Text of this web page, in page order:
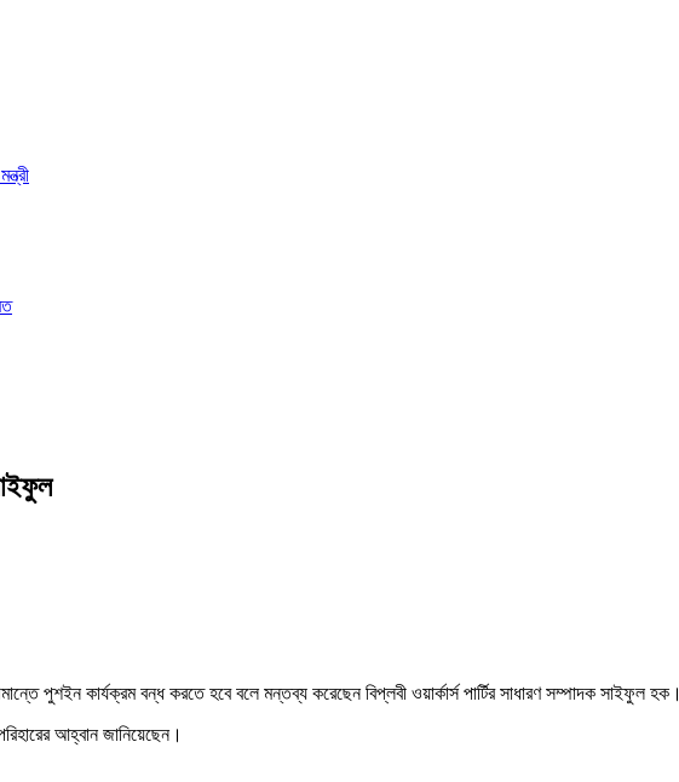
পুশইন কার্যক্রম বন্ধ করতে হবে বলে মন্তব্য করেছেন বিপ্লবী ওয়ার্কার্স পার্টির সাধারণ সম্পাদক সাইফুল হক।
আহ্বান জানিয়েছেন।